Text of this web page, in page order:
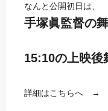
なんと公開初日は、
手塚眞監督の
15:10の上映後
詳細はこちらへ →